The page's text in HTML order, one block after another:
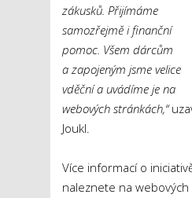
zákusků. Přijímáme
samozřejmě i finanční
pomoc. Všem dárcům
a zapojeným jsme velice
vděční a uvádíme je na
webových stránkách,“
Joukl.
Více informací o
naleznete na webových